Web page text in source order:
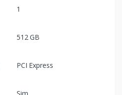
1
512 GB
PCI Express